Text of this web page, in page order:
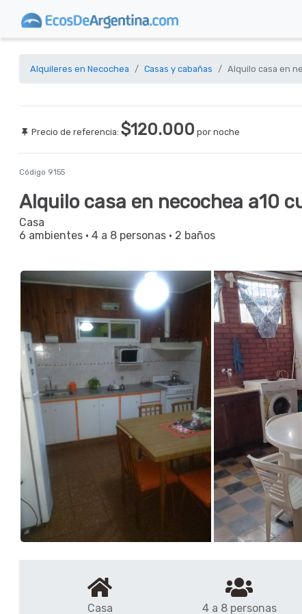
Alquileres en Necochea Casas y cabañas Alquilo casa en
Precio de referencia: $120.000 por noche
Código 9155
Alquilo casa en necochea a10
Casa
6 ambientes · 4 a 8 personas · 2 baños
Casa 4 a 8 personas